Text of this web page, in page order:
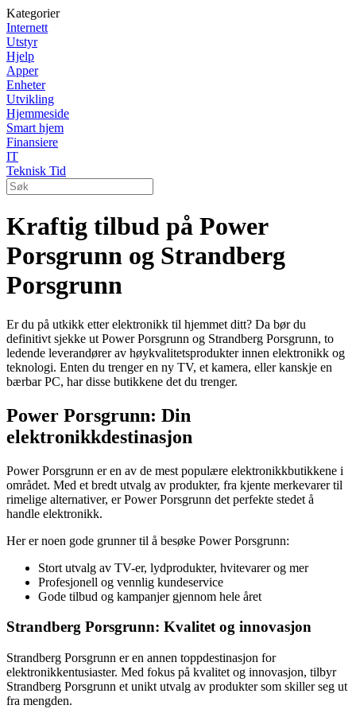
Kategorier
Internett
Utstyr
Hjelp
Apper
Enheter
Utvikling
Hjemmeside
Smart hjem
Finansiere
IT
Teknisk Tid
Kraftig tilbud på Power
Porsgrunn og Strandberg
Porsgrunn
Er du på utkikk etter elektronikk til hjemmet ditt? Da bør du
definitivt sjekke ut Power Porsgrunn og Strandberg Porsgrunn, to
ledende leverandører av høykvalitetsprodukter innen elektronikk og
teknologi. Enten du trenger en ny TV, et kamera, eller kanskje en
bærbar PC, har disse butikkene det du trenger.
Power Porsgrunn: Din
elektronikkdestinasjon
Power Porsgrunn er en av de mest populære elektronikkbutikkene i
området. Med et bredt utvalg av produkter, fra kjente merkevarer til
rimelige alternativer, er Power Porsgrunn det perfekte stedet å
handle elektronikk.
Her er noen gode grunner til å besøke Power Porsgrunn:
Stort utvalg av TV-er, lydprodukter, hvitevarer og mer
Profesjonell og vennlig kundeservice
Gode tilbud og kampanjer gjennom hele året
Strandberg Porsgrunn: Kvalitet og innovasjon
Strandberg Porsgrunn er en annen toppdestinasjon for
elektronikkentusiaster. Med fokus på kvalitet og innovasjon, tilbyr
Strandberg Porsgrunn et unikt utvalg av produkter som skiller seg ut
fra mengden.